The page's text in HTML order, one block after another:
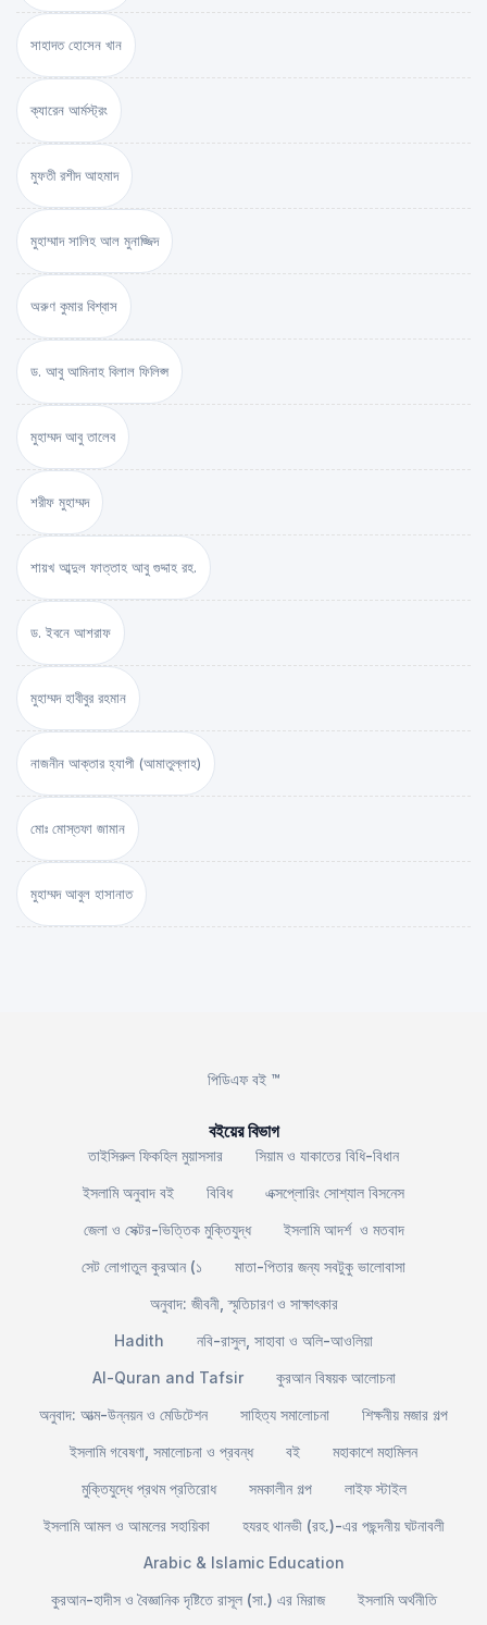
সাহাদত হোসেন খান
ক্যারেন আর্মস্ট্রং
মুফতী রশীদ আহমাদ
মুহাম্মাদ সালিহ আল মুনাজ্জিদ
অরুণ কুমার বিশ্বাস
ড. আবু আমিনাহ বিলাল ফিলিপ্স
মুহাম্মদ আবু তালেব
শরীফ মুহাম্মদ
শায়খ আব্দুল ফাত্তাহ আবু গুদ্দাহ রহ.
ড. ইবনে আশরাফ
মুহাম্মদ হাবীবুর রহমান
নাজনীন আক্তার হ্যাপী (আমাতুল্লাহ)
মোঃ মোস্তফা জামান
মুহাম্মদ আবুল হাসানাত
পিডিএফ বই ™
বইয়ের বিভাগ
তাইসিরুল ফিকহিল মুয়াসসার
সিয়াম ও যাকাতের বিধি-বিধান
ইসলামি অনুবাদ বই
বিবিধ
এক্সপ্লোরিং সোশ্যাল বিসনেস
জেলা ও সেক্টর-ভিত্তিক মুক্তিযুদ্ধ
ইসলামি আদর্শ ও মতবাদ
সেট লোগাতুল কুরআন (১
মাতা-পিতার জন্য সবটুকু ভালোবাসা
অনুবাদ: জীবনী, স্মৃতিচারণ ও সাক্ষাৎকার
Hadith
নবি-রাসুল, সাহাবা ও অলি-আওলিয়া
Al-Quran and Tafsir
কুরআন বিষয়ক আলোচনা
অনুবাদ: আত্ম-উন্নয়ন ও মেডিটেশন
সাহিত্য সমালোচনা
শিক্ষনীয় মজার গল্প
ইসলামি গবেষণা, সমালোচনা ও প্রবন্ধ
বই
মহাকাশে মহামিলন
মুক্তিযুদ্ধে প্রথম প্রতিরোধ
সমকালীন গল্প
লাইফ স্টাইল
ইসলামি আমল ও আমলের সহায়িকা
হযরহ থানভী (রহ.)-এর পছন্দনীয় ঘটনাবলী
Arabic & Islamic Education
কুরআন-হাদীস ও বৈজ্ঞানিক দৃষ্টিতে রাসূল (সা.) এর মিরাজ
ইসলামি অর্থনীতি